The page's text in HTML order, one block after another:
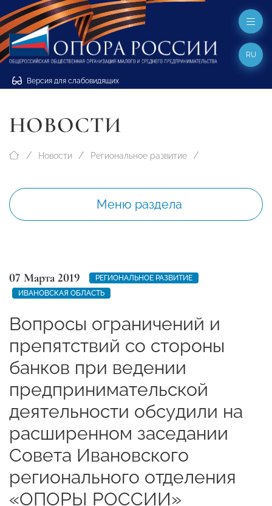
Версия для слабовидящих
RU
НОВОСТИ
Новости Региональное развитие
Меню раздела
07 Марта 2019
РЕГИОНАЛЬНОЕ РАЗВИТИЕ
ИВАНОВСКАЯ ОБЛАСТЬ
Вопросы ограничений и
препятствий со стороны
банков при ведении
предпринимательской
деятельности обсудили на
расширенном заседании
Совета Ивановского
регионального отделения
«ОПОРЫ РОССИИ»